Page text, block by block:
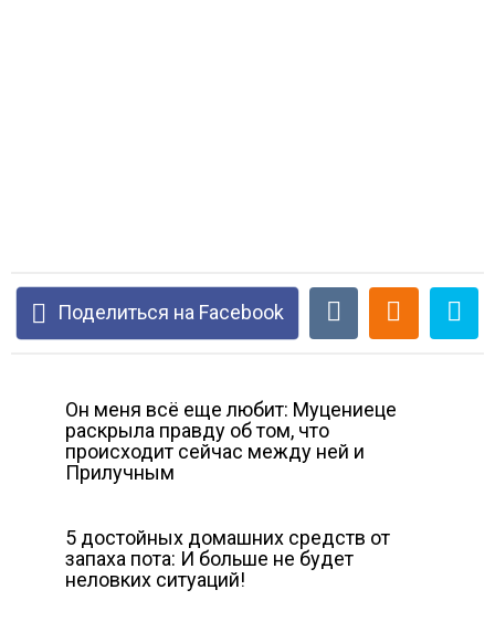
Поделиться на Facebook
Он меня всё еще любит: Муцениеце
раскрыла правду об том, что
происходит сейчас между ней и
Прилучным
5 достойных домашних средств от
запаха пота: И больше не будет
неловких ситуаций!